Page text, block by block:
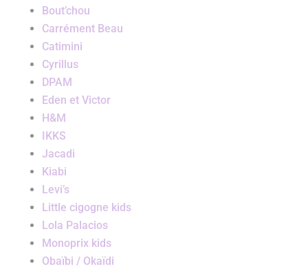
Bout’chou
Carrément Beau
Catimini
Cyrillus
DPAM
Eden et Victor
H&M
IKKS
Jacadi
Kiabi
Levi’s
Little cigogne kids
Lola Palacios
Monoprix kids
Obaïbi / Okaïdi